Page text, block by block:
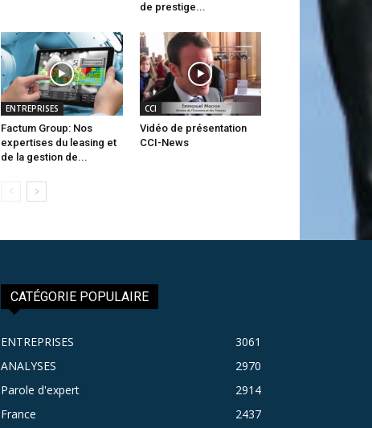
de prestige...
ENTREPRISES
Factum Group: Nos
expertises du leasing et
de la gestion de...
CCI
Vidéo de présentation
CCI-News
CATÉGORIE POPULAIRE
ENTREPRISES
3061
ANALYSES
2970
Parole d'expert
2914
France
2437